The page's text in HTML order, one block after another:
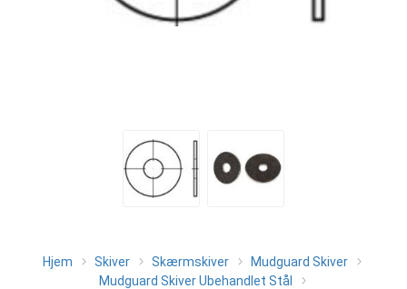
Hjem Skiver Skærmskiver
Mudguard Skiver
Mudguard Skiver Ubehandlet Stål